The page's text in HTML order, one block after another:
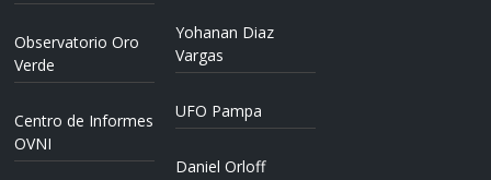
Observatorio Oro
Verde
Centro de Informes
OVNI
Yohanan Diaz
Vargas
UFO Pampa
Daniel Orloff